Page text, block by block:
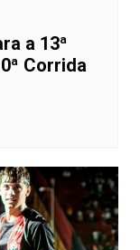
a 13ª
Corrida